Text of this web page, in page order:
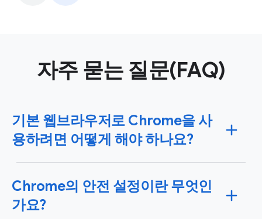
자주 묻는 질문(FAQ)
기본 웹브라우저로 Chrome을 사
용하려면 어떻게 해야 하나요?
는 Mac 운영체제에서도 Chrome을 기본 브라우저로 설
정할 수 있습니다. Chrome을 기본 브라우저로 설정하면
클릭하는 링크는 자동으로 Chrome에서 열립니다.
Chrome의 안전 설정이란 무엇인
가요?